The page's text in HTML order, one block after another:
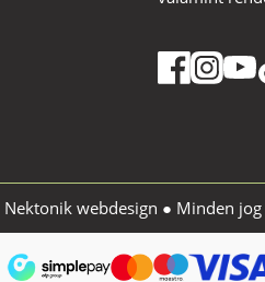
Nektonik webdesign ● Minden